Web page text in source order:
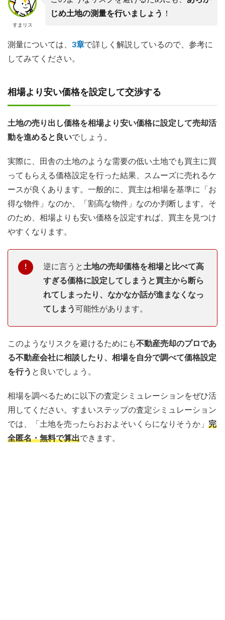
すまリス
じめ土地の測量を行いましょう
！
測量については、 3章で詳しく解説しているので、参考に
してみてください。
相場より安い価格を設定して交渉する
土地の売り出し価格を相場より安い価格に設定して売却活
動を進めると良いでしょう。
実際に、田舎の土地のような需要の低い土地でも買主に買
ってもらえる価格設定を行った結果、スムーズに売れるケ
ースが良くあります。一般的に、買主は相場を基準に「お
得な物件」なのか、「割高な物件」なのか判断します。そ
のため、相場よりも安い価格を設定すれば、買主を見つけ
やすくなります。
逆に言うと 土地の売却価格を相場と比べて高
すぎる価格に設定してしまうと買主から断ら
れてしまったり、なかなか話が進まなくなっ
てしまう 可能性があります。
このようなリスクを避けるためにも不動産売却のプロであ
る不動産会社に相談したり、相場を自分で調べて価格設定
を行う と良いでしょう。
相場を調べるために以下の査定シミュレーションをぜひ活
用してください。すまいステップの査定シミュレーション
では、「土地を売ったらおおよそいくらになりそうか」 完
全匿名・無料で算出できます。